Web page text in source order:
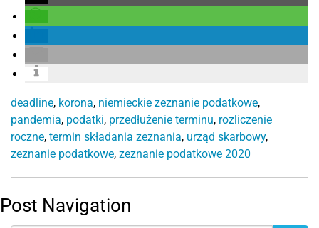
deadline, korona, niemieckie zeznanie podatkowe,
pandemia, podatki, przedłużenie terminu, rozliczenie
roczne, termin składania zeznania, urząd skarbowy,
zeznanie podatkowe, zeznanie podatkowe 2020
Post Navigation